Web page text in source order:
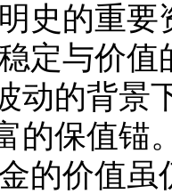
史的重
定与价
动的背景
的保值锚
的价值